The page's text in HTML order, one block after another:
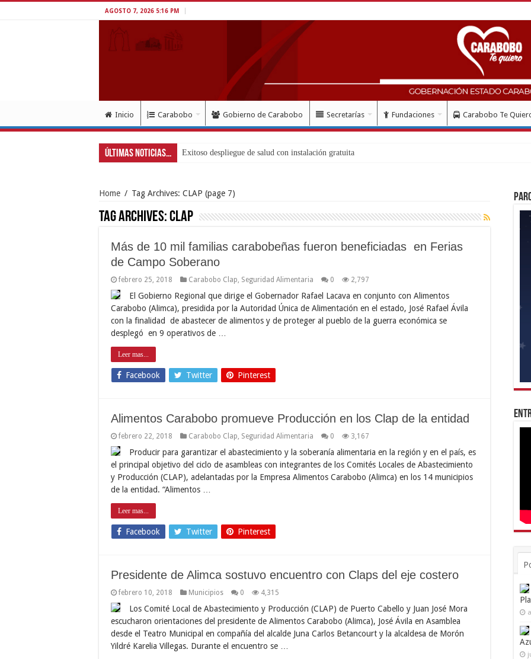
AGOSTO 7, 2026 5:16 PM
Inicio Carabobo Gobierno de Carabobo Secretarías Fundaciones Carabobo Te
Últimas Noticias...
Home / Tag Archives: CLAP (page 7)
Tag Archives:CLAP
Más de 10 mil familias carabobeñas fueron beneficiadas en Ferias
de Campo Soberano
febrero 25, 2018 Carabobo Clap Seguridad Alimentaria 0 2,797
El Gobierno Regional que dirige el Gobernador Rafael Lacava en conjunto con Alimentos
Carabobo (Alimca), presidida por la Autoridad Única de Alimentación en el estado, José Rafael Ávila
con la finalidad de abastecer de alimentos y de proteger al pueblo de la guerra económica se
desplegó en 9 operativos de …
Leer mas...
Facebook Twitter Pinterest
Alimentos Carabobo promueve Producción en los Clap de la entidad
febrero 22, 2018 Carabobo Clap Seguridad Alimentaria 0 3,167
Producir para garantizar el abastecimiento y la soberanía alimentaria en la región y en el país, es
el principal objetivo del ciclo de asambleas con integrantes de los Comités Locales de Abastecimiento
y Producción (CLAP), adelantadas por la Empresa Alimentos Carabobo (Alimca) en los 14 municipios
de la entidad. “Alimentos …
Leer mas...
Facebook Twitter Pinterest
Presidente de Alimca sostuvo encuentro con Claps del eje costero
febrero 10, 2018 Municipios 0 4,315
Los Comité Local de Abastecimiento y Producción (CLAP) de Puerto Cabello y Juan José Mora
escucharon orientaciones del presidente de Alimentos Carabobo (Alimca), José Ávila en Asamblea
desde el Teatro Municipal en compañía del alcalde Juna Carlos Betancourt y la alcaldesa de Morón
Yildré Karelia Villegas. Durante el encuentro se …